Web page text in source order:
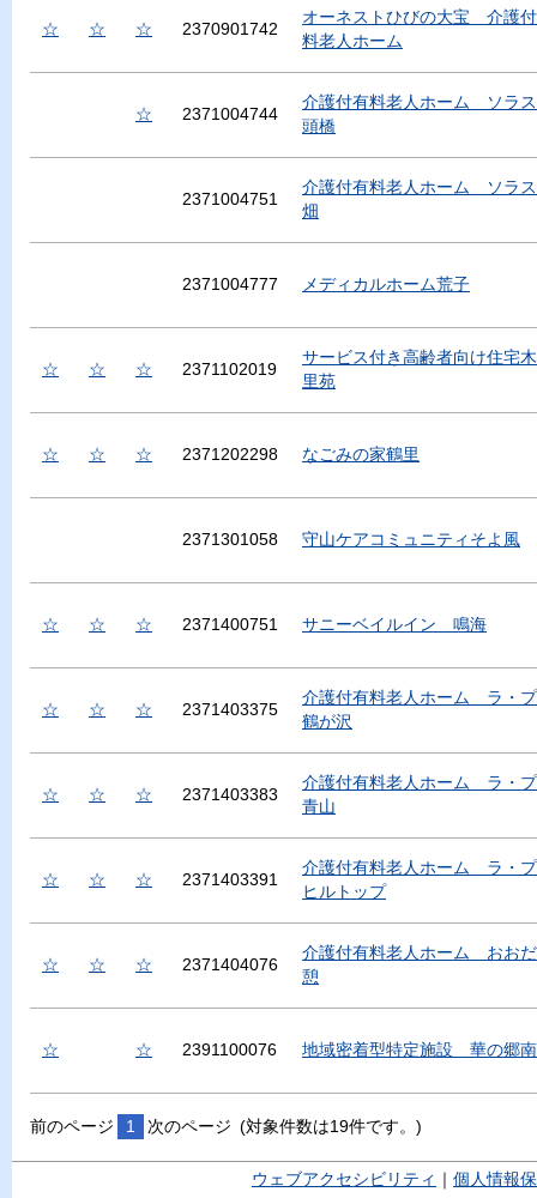
☆ ☆ ☆ 2370901742
オーネストひびの大宝 介護
料老人ホーム
☆ 2371004744
介護付有料老人ホーム ソラ
頭橋
2371004751
介護付有料老人ホーム ソラ
畑
2371004777 メディカルホーム荒子
☆ ☆ ☆ 2371102019
サービス付き高齢者向け住宅
里苑
☆ ☆ ☆ 2371202298 なごみの家鶴里
2371301058 守山ケアコミュニティそよ風
☆ ☆ ☆ 2371400751 サニーベイルイン 鳴海
☆ ☆ ☆ 2371403375
介護付有料老人ホーム ラ・
鶴が沢
☆ ☆ ☆ 2371403383
介護付有料老人ホーム ラ・
青山
☆ ☆ ☆ 2371403391
介護付有料老人ホーム ラ・
ヒルトップ
☆ ☆ ☆ 2371404076
介護付有料老人ホーム おお
憩
☆ ☆ 2391100076 地域密着型特定施設 華の郷
前のページ 1 次のページ (対象件数は19件です。)
ウェブアクセシビリティ 個人情報